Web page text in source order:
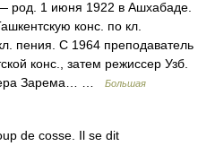
род. 1 июня 1922 в Ашхабаде.
конс. по кл.
пения. С 1964 преподаватель
конс., затем режиссер Узб.
Зарема… …
Большая
de cosse. Il se dit